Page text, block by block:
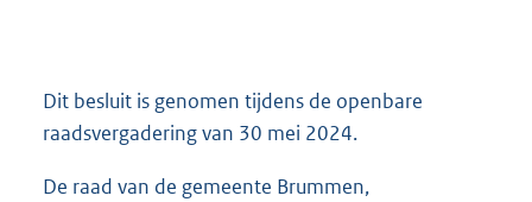
Dit besluit is genomen tijdens de openbare
raadsvergadering van 30 mei 2024.
De raad van de gemeente Brummen,